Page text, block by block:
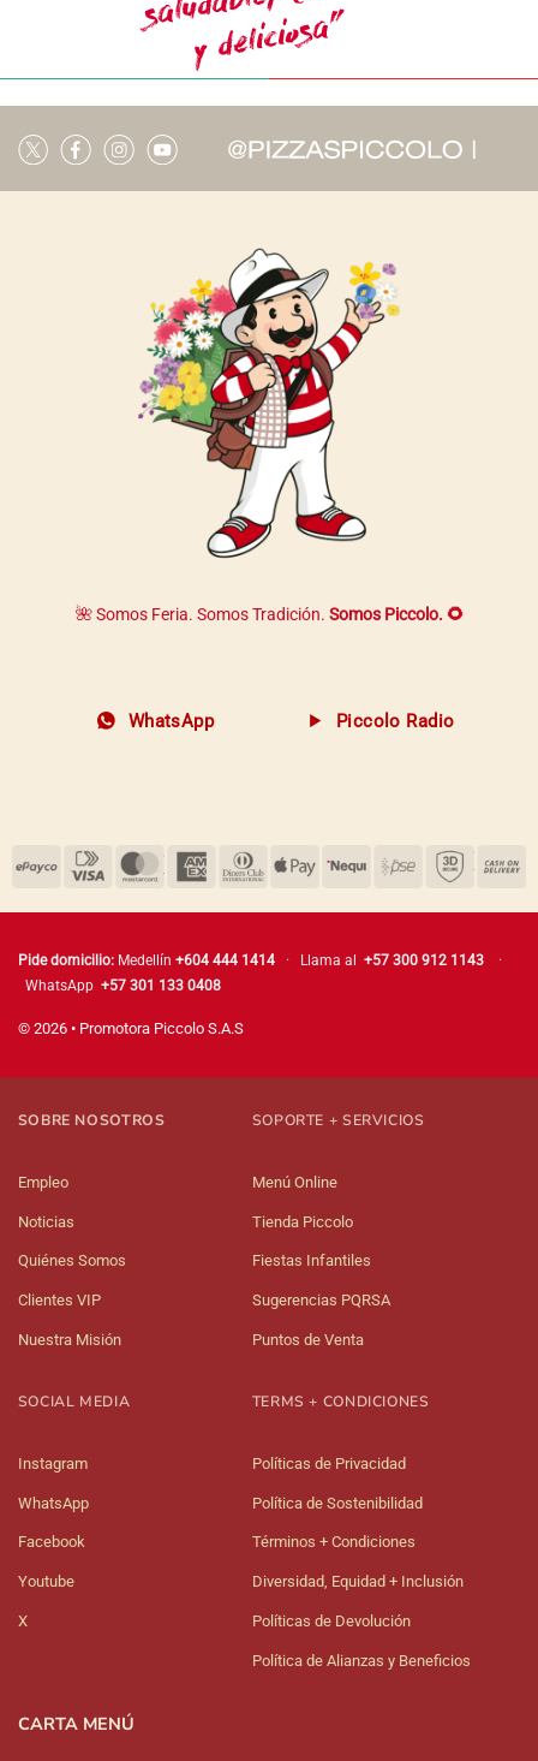
🌺 Somos Feria. Somos Tradición. Somos Piccolo. 🌻
WhatsApp Piccolo Radio
Pide domicilio: Medellín +604 444 1414 · Llama al +57 300 912 1143
·
WhatsApp +57 301 133 0408
© 2026 • Promotora Piccolo S.A.S
SOBRE NOSOTROS
Empleo
Noticias
Quiénes Somos
Clientes VIP
Nuestra Misión
SOPORTE + SERVICIOS
Menú Online
Tienda Piccolo
Fiestas Infantiles
Sugerencias PQRSA
Puntos de Venta
SOCIAL MEDIA
Instagram
WhatsApp
Facebook
Youtube
X
TERMS + CONDICIONES
Políticas de Privacidad
Política de Sostenibilidad
Términos + Condiciones
Diversidad, Equidad + Inclusión
Políticas de Devolución
Política de Alianzas y Beneficios
CARTA MENÚ